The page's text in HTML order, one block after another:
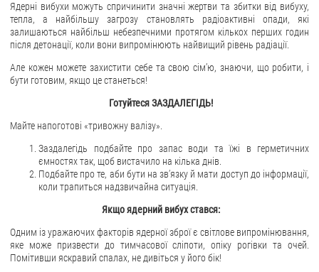
Ядерні вибухи можуть спричинити значні жертви та збитки від вибуху,
тепла, а найбільшу загрозу становлять радіоактивні опади, які
залишаються найбільш небезпечними протягом кількох перших годин
після детонації, коли вони випромінюють найвищий рівень радіації.
Але кожен можете захистити себе та свою сім’ю, знаючи, що робити, і
бути готовим, якщо це станеться!
Готуйтеся ЗАЗДАЛЕГІДЬ!
Майте напоготові «тривожну валізу».
Заздалегідь подбайте про запас води та їжі в герметичних
ємностях так, щоб вистачило на кілька днів.
Подбайте про те, аби бути на зв’язку й мати доступ до інформації,
коли трапиться надзвичайна ситуація.
Якщо ядерний вибух стався:
Одним із уражаючих факторів ядерної зброї є світлове випромінювання,
яке може призвести до тимчасової сліпоти, опіку рогівки та очей.
Помітивши яскравий спалах, не дивіться у його бік!